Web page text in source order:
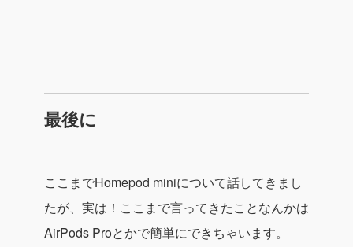
最後に
ここまでHomepod miniについて話してきまし
たが、実は！ここまで言ってきたことなんかは
AirPods Proとかで簡単にできちゃいます。